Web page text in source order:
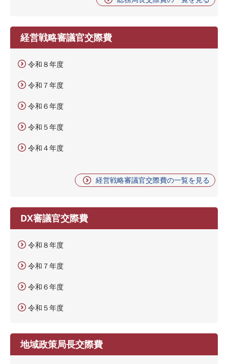
経営戦略審議官交際費
令和８年度
令和７年度
令和６年度
令和５年度
令和４年度
経営戦略審議官交際費の一覧を見る
DX審議官交際費
令和８年度
令和７年度
令和６年度
令和５年度
地域政策局長交際費